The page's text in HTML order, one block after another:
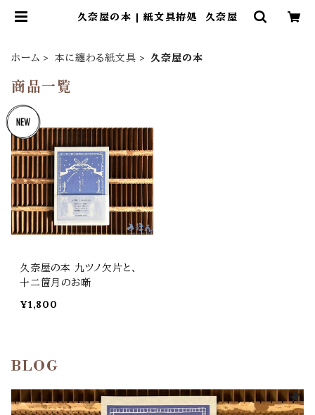
久奈屋の本 | 紙文具拵処 久奈屋
ホーム 本に纏わる紙文具 久奈屋の本
商品一覧
久奈屋の本 九ツノ欠片と、
十二箇月のお噺
¥1,800
BLOG